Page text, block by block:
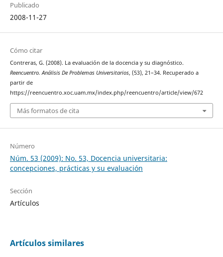
Publicado
2008-11-27
Cómo citar
Contreras, G. (2008). La evaluación de la docencia y su diagnóstico.
Reencuentro. Análisis De Problemas Universitarios, (53), 21–34. Recuperado a
partir de
https://reencuentro.xoc.uam.mx/index.php/reencuentro/article/view/672
Más formatos de cita
Número
Núm. 53 (2009): No. 53, Docencia universitaria:
concepciones, prácticas y su evaluación
Sección
Artículos
Artículos similares